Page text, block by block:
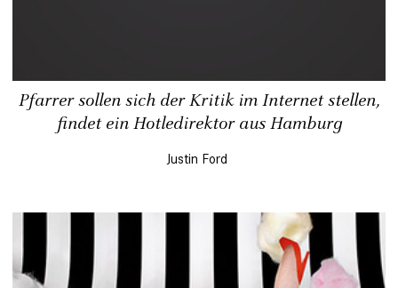
Pfarrer sollen sich der Kritik im Internet stellen,
findet ein Hotledirektor aus Hamburg
Justin Ford